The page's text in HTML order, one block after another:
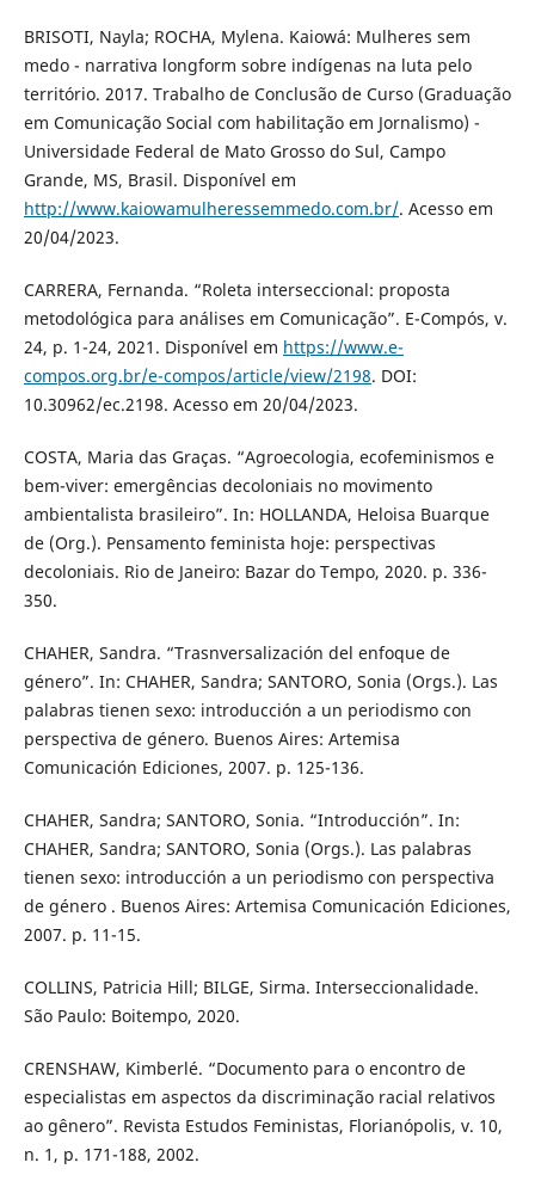
BRISOTI, Nayla; ROCHA, Mylena. Kaiowá: Mulheres sem
medo - narrativa longform sobre indígenas na luta pelo
território. 2017. Trabalho de Conclusão de Curso (Graduação
em Comunicação Social com habilitação em Jornalismo) -
Universidade Federal de Mato Grosso do Sul, Campo
Grande, MS, Brasil. Disponível em
http://www.kaiowamulheressemmedo.com.br/. Acesso em
20/04/2023.
CARRERA, Fernanda. “Roleta interseccional: proposta
metodológica para análises em Comunicação”. E-Compós, v.
24, p. 1-24, 2021. Disponível em https://www.e-
compos.org.br/e-compos/article/view/2198. DOI:
10.30962/ec.2198. Acesso em 20/04/2023.
COSTA, Maria das Graças. “Agroecologia, ecofeminismos e
bem-viver: emergências decoloniais no movimento
ambientalista brasileiro”. In: HOLLANDA, Heloisa Buarque
de (Org.). Pensamento feminista hoje: perspectivas
decoloniais. Rio de Janeiro: Bazar do Tempo, 2020. p. 336-
350.
CHAHER, Sandra. “Trasnversalización del enfoque de
género”. In: CHAHER, Sandra; SANTORO, Sonia (Orgs.). Las
palabras tienen sexo: introducción a un periodismo con
perspectiva de género. Buenos Aires: Artemisa
Comunicación Ediciones, 2007. p. 125-136.
CHAHER, Sandra; SANTORO, Sonia. “Introducción”. In:
CHAHER, Sandra; SANTORO, Sonia (Orgs.). Las palabras
tienen sexo: introducción a un periodismo con perspectiva
de género . Buenos Aires: Artemisa Comunicación Ediciones,
2007. p. 11-15.
COLLINS, Patricia Hill; BILGE, Sirma. Interseccionalidade.
São Paulo: Boitempo, 2020.
CRENSHAW, Kimberlé. “Documento para o encontro de
especialistas em aspectos da discriminação racial relativos
ao gênero”. Revista Estudos Feministas, Florianópolis, v. 10,
n. 1, p. 171-188, 2002.